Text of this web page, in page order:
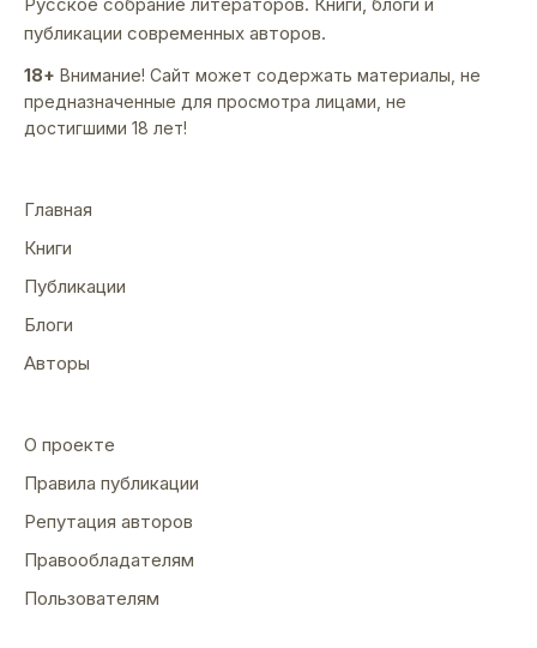
публикации современных авторов.
18+ Внимание! Сайт может содержать материалы, не
предназначенные для просмотра лицами, не
достигшими 18 лет!
Главная
Книги
Публикации
Блоги
Авторы
О проекте
Правила публикации
Репутация авторов
Правообладателям
Пользователям